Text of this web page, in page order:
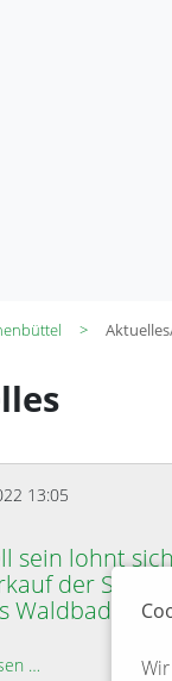
13:05
sein lohnt
der
Waldbad hat
… Schnell sein